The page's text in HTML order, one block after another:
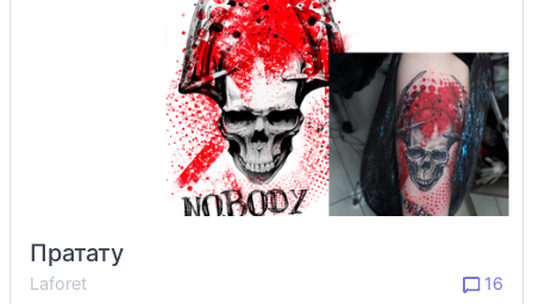
Пратату
Laforet 16